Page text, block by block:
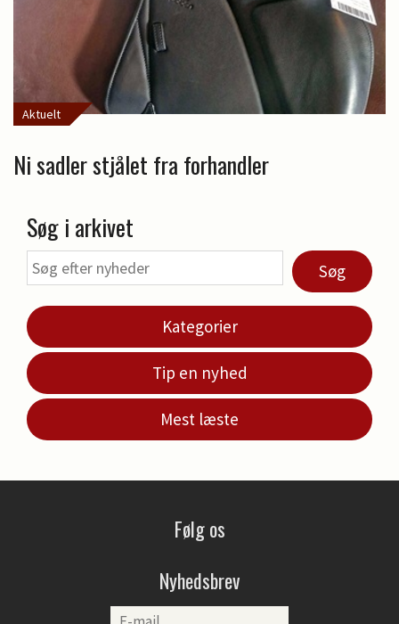
Aktuelt
Ni sadler stjålet fra forhandler
Søg i arkivet
Søg
Kategorier
Tip en nyhed
Mest læste
Følg os
Nyhedsbrev